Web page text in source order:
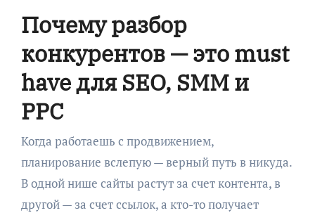
Почему разбор
конкурентов — это must
have для SEO, SMM и
PPC
Когда работаешь с продвижением,
планирование вслепую — верный путь в никуда.
В одной нише сайты растут за счет контента, в
другой — за счет ссылок, а кто-то получает